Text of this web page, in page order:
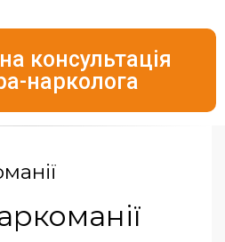
консультація
нарколога